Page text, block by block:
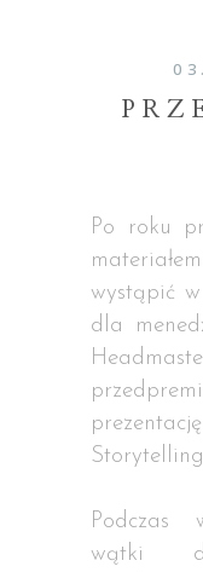
Po roku
wystąpić
dla
Podczas
wątki